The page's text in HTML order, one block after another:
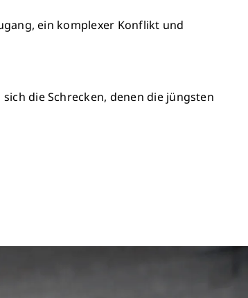
ein komplexer Konflikt und
die Schrecken, denen die jüngsten